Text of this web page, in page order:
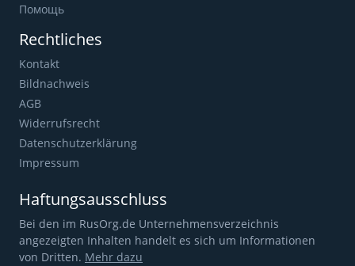
Помощь
Rechtliches
Kontakt
Bildnachweis
AGB
Widerrufsrecht
Datenschutzerklärung
Impressum
Haftungsausschluss
Bei den im RusOrg.de Unternehmensverzeichnis
angezeigten Inhalten handelt es sich um Informationen
von Dritten. Mehr dazu